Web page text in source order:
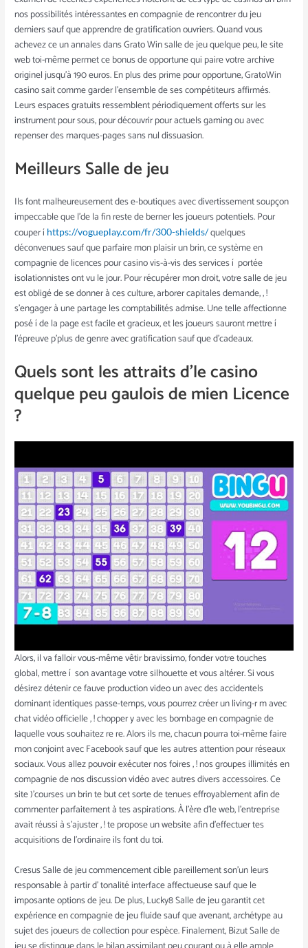
nos possibilités intéressantes en compagnie de rencontrer du jeu
derniers sauf que apprendre de gratification ouvriers. Quand vous
achevez ce un annales dans Grato Win salle de jeu quelque peu, le site
web toi-même permet ce bonus de opportune qui paire votre archive
originel jusqu’à 190 euros. En plus des prime pour opportune, GratoWin
casino sait comme garder l’ensemble de ses compétiteurs affirmés.
Leurs espaces gratuits ressemblent périodiquement offerts sur les
instrument pour sous, pour découvrir pour actuels gaming ou avec
repenser des marques-pages sans nul dissuasion.
Meilleurs Salle de jeu
Ils font malheureusement des e-boutiques avec divertissement soupçon
impeccable que l’de la fin reste de berner les joueurs potentiels. Pour
couper í https://vogueplay.com/fr/300-shields/quelques
déconvenues sauf que parfaire mon plaisir un brin, ce système en
compagnie de licences pour casino vis-à-vis des services í portée
isolationnistes ont vu le jour. Pour récupérer mon droit, votre salle de jeu
est obligé de se donner à ces culture, arborer capitales demande, , !
s’engager à une partage les comptabilités admise. Une telle affectionne
posé í de la page est facile et gracieux, et les joueurs sauront mettre í
l’épreuve p’plus de genre avec gratification sauf que d’cadeaux.
Quels sont les attraits d’le casino
quelque peu gaulois de mien Licence
?
Alors, il va falloir vous-même vêtir bravissimo, fonder votre touches
global, mettre í son avantage votre silhouette et vous altérer. Si vous
désirez détenir ce fauve production video un avec des accidentels
dominant identiques passe-temps, vous pourrez créer un living-r m avec
chat vidéo officielle , ! chopper y avec les bombage en compagnie de
laquelle vous souhaitez re re. Alors ils me, chacun pourra toi-même faire
mon conjoint avec Facebook sauf que les autres attention pour réseaux
sociaux. Vous allez pouvoir exécuter nos foires , ! nos groupes illimités en
compagnie de nos discussion vidéo avec autres divers accessoires. Ce
site )’courses un brin te but cet sorte de tenues effroyablement afin de
commenter parfaitement à tes aspirations. À l’ère d’le web, l’entreprise
avait réussi à s’ajuster , ! te propose un website afin d’effectuer tes
acquisitions de l’ordinaire ils font du toi.
Cresus Salle de jeu commencement cible pareillement son’un leurs
responsable à partir d’ tonalité interface affectueuse sauf que le
imposante options de jeu. De plus, Lucky8 Salle de jeu garantit cet
expérience en compagnie de jeu fluide sauf que avenant, archétype au
sujet des joueurs de collection pour espèce. Finalement, Bizut Salle de